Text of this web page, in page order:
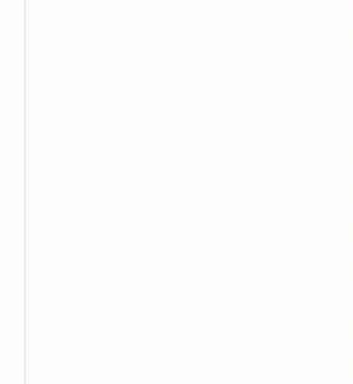
Bener-Bener
Satu hal yang nggak bisa
nya. Rumah sakit jiwa yang
punya arsitektur kuno, lorong
remang-remang, dan ruangan
aneh. Bahkan tanpa hantu pun,
ngerasa nggak nyaman.
produksi yang bener-bener detail